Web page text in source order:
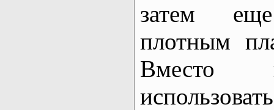
затем
плотным
Вместо